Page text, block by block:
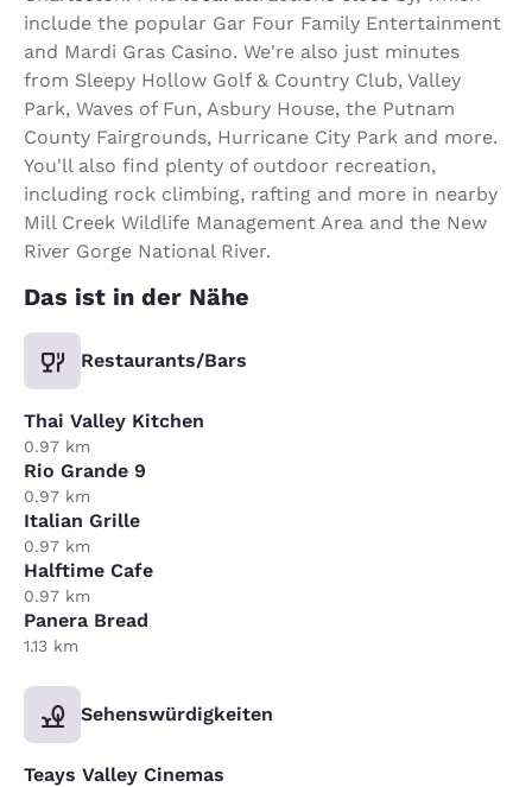
include the popular Gar Four Family Entertainment
and Mardi Gras Casino. We're also just minutes
from Sleepy Hollow Golf & Country Club, Valley
Park, Waves of Fun, Asbury House, the Putnam
County Fairgrounds, Hurricane City Park and more.
You'll also find plenty of outdoor recreation,
including rock climbing, rafting and more in nearby
Mill Creek Wildlife Management Area and the New
River Gorge National River.
Das ist in der Nähe
Restaurants/Bars
Thai Valley Kitchen
0.97 km
Rio Grande 9
0.97 km
Italian Grille
0.97 km
Halftime Cafe
0.97 km
Panera Bread
1.13 km
Sehenswürdigkeiten
Teays Valley Cinemas